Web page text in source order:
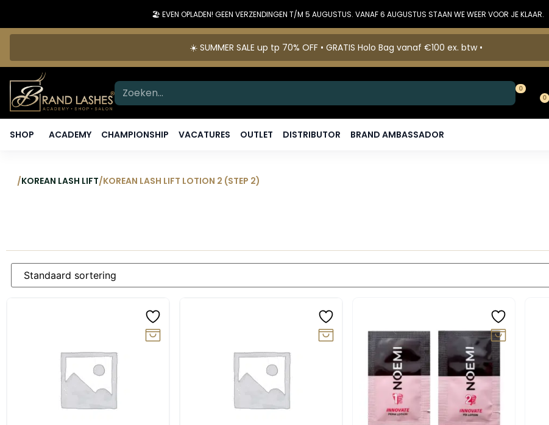
🏖️ EVEN OPLADEN! GEEN VERZENDINGEN T/M 5 AUGUSTUS. VANAF 6 AUGUSTUS STAAN WE WEER VOOR JE KLAAR.
☀️ SUMMER SALE up tp 70% OFF • GRATIS Holo Bag vanaf €100 ex. btw •
0
0
SHOP ACADEMY CHAMPIONSHIP VACATURES OUTLET DISTRIBUTOR BRAND AMBASSADOR
/KOREAN LASH LIFT/KOREAN LASH LIFT LOTION 2 (STEP 2)